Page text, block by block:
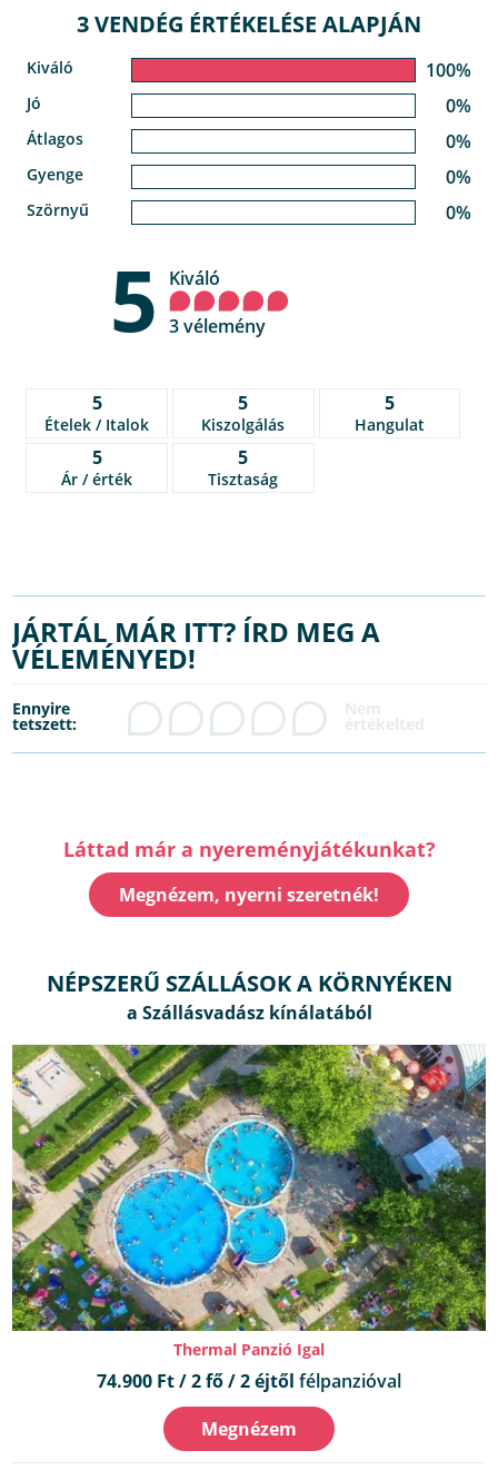
3 VENDÉG ÉRTÉKELÉSE ALAPJÁN
Kiváló 100%
Jó 0%
Átlagos 0%
Gyenge 0%
Szörnyű 0%
5
Kiváló
3 vélemény
5
Ételek / Italok
5
Kiszolgálás
5
Hangulat
5
Ár / érték
5
Tisztaság
JÁRTÁL MÁR ITT? ÍRD MEG A
VÉLEMÉNYED!
Ennyire
tetszett:
Láttad már a nyereményjátékunkat?
Megnézem, nyerni szeretnék!
NÉPSZERŰ SZÁLLÁSOK A KÖRNYÉKEN
Thermal Panzió Igal
74.900 Ft / 2 fő / 2 éjtől félpanzióval
Megnézem